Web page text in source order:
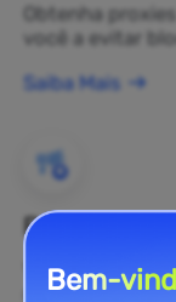
Obtenha
você a evitar
Saiba Mais
Proteção de
Você pode
marca na web
Bem-